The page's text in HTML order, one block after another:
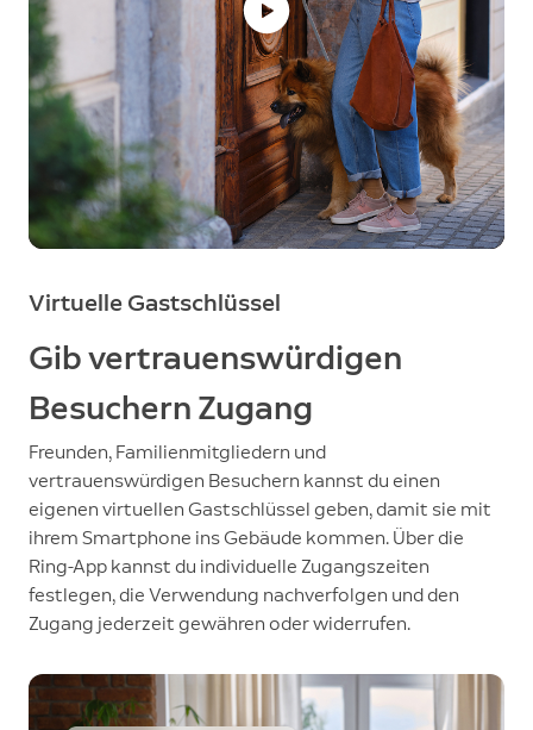
Virtuelle Gastschlüssel
Gib vertrauenswürdigen
Besuchern Zugang
Freunden, Familienmitgliedern und
vertrauenswürdigen Besuchern kannst du einen
eigenen virtuellen Gastschlüssel geben, damit sie mit
ihrem Smartphone ins Gebäude kommen. Über die
Ring-App kannst du individuelle Zugangszeiten
festlegen, die Verwendung nachverfolgen und den
Zugang jederzeit gewähren oder widerrufen.